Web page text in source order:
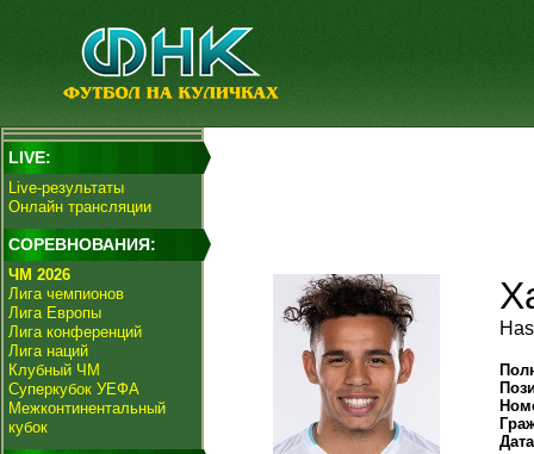
LIVE:
Live-результаты
Онлайн трансляции
СОРЕВНОВАНИЯ:
ЧМ 2026
Лига чемпионов
Лига Европы
Лига конференций
Лига наций
Клубный ЧМ
Суперкубок УЕФА
Межконтинентальный
кубок